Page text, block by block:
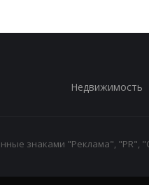
Недвижимость
знаками "Реклама", "PR",